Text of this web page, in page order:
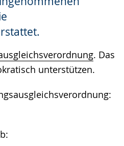
. Das
unterstützen.